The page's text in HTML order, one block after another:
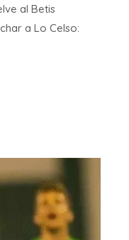
al Betis
a Lo Celso: